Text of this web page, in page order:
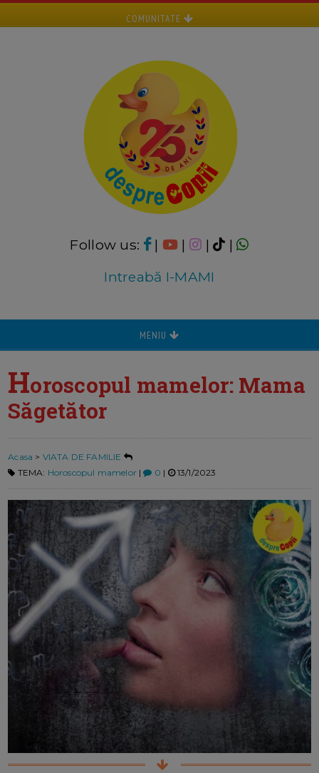
COMUNITATE
Follow us: | | |
|
Intreabă I-MAMI
MENIU
Horoscopul mamelor: Mama
Săgetător
Acasa > VIATA DE FAMILIE
TEMA: Horoscopul mamelor| 0 | 13/1/2023